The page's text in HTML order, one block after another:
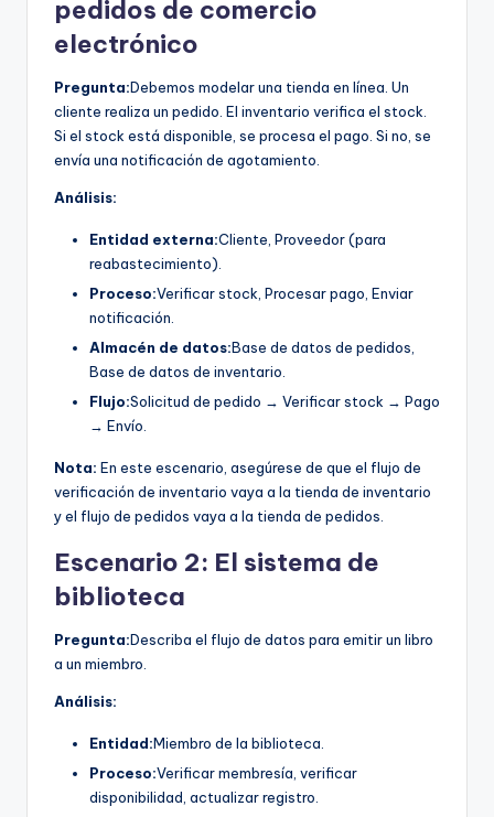
pedidos de comercio
electrónico
Pregunta:Debemos modelar una tienda en línea. Un
cliente realiza un pedido. El inventario verifica el stock.
Si el stock está disponible, se procesa el pago. Si no, se
envía una notificación de agotamiento.
Análisis:
Entidad externa:Cliente, Proveedor (para
reabastecimiento).
Proceso:Verificar stock, Procesar pago, Enviar
notificación.
Almacén de datos:Base de datos de pedidos,
Base de datos de inventario.
Flujo:Solicitud de pedido → Verificar stock → Pago
→ Envío.
Nota: En este escenario, asegúrese de que el flujo de
verificación de inventario vaya a la tienda de inventario
y el flujo de pedidos vaya a la tienda de pedidos.
Escenario 2: El sistema de
biblioteca
Pregunta:Describa el flujo de datos para emitir un libro
a un miembro.
Análisis:
Entidad:Miembro de la biblioteca.
Proceso:Verificar membresía, verificar
disponibilidad, actualizar registro.